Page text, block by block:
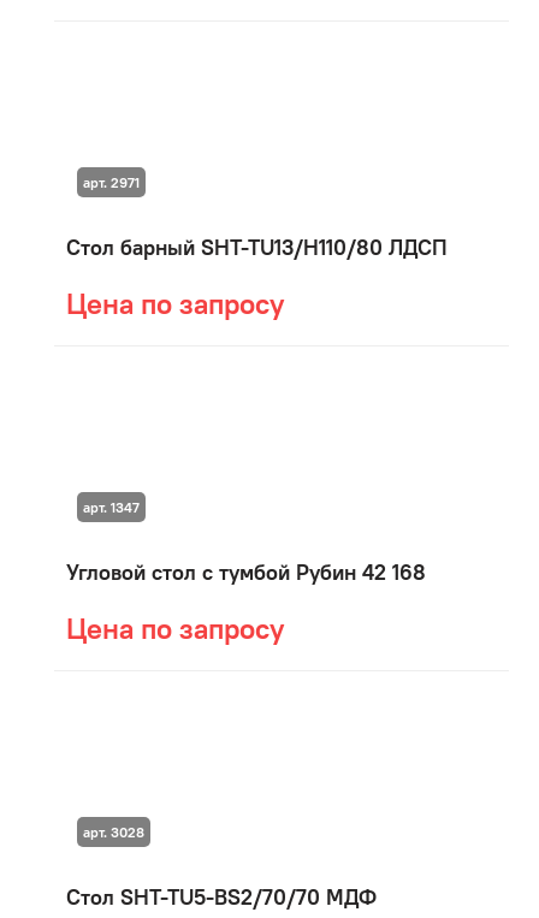
Стол барный SHT-TU13/H110/80 ЛДСП
Цена по запросу
арт. 2971
Угловой стол с тумбой Рубин 42 168
Цена по запросу
арт. 1347
Стол SHT-TU5-BS2/70/70 МДФ
арт. 3028